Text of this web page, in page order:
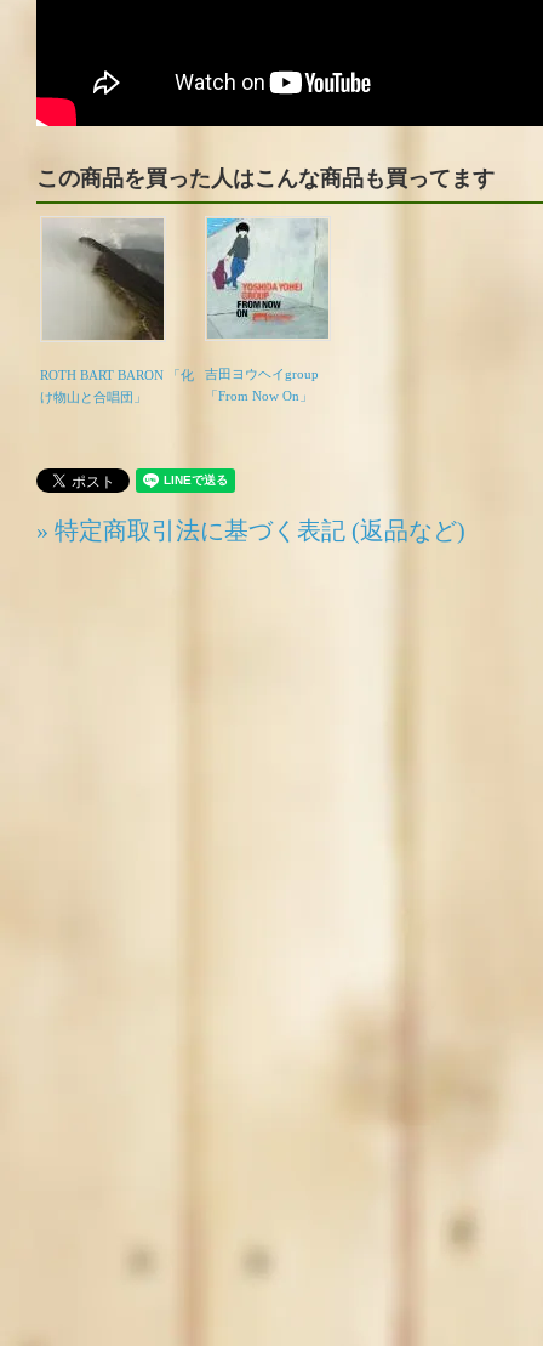
この商品を買った人はこんな商品も買ってます
ROTH BART BARON 「化
け物山と合唱団」
吉田ヨウヘイgroup
「From Now On」
» 特定商取引法に基づく表記 (返品など)